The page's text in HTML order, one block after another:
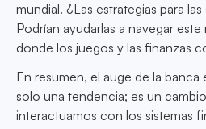
mundial. ¿Las estrategias para
Podrían ayudarlas a navegar
donde los juegos y las finanzas
En resumen, el auge de la banca
solo una tendencia; es un
interactuamos con los sistemas